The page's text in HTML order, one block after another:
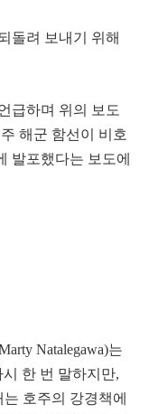
돌려 보내기 위해
급하며 위의 보도
해군 함선이 비호
발포했다는 보도에
Natalegawa)는
한 번 말하지만,
호주의 강경책에